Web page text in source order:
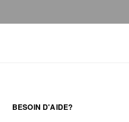
BESOIN D'AIDE?